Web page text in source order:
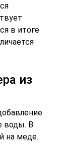
в итоге
из
воды. В
на меде.